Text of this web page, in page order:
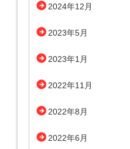
2024年12月
2023年5月
2023年1月
2022年11月
2022年8月
2022年6月